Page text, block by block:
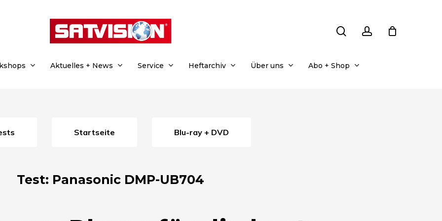
Aktuelles + News Service Heftarchiv Über uns Abo + Shop
Startseite Blu-ray + DVD
Test: Panasonic DMP-UB704